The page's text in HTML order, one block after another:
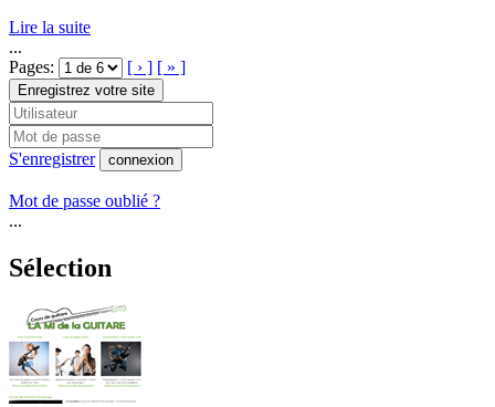
Lire la suite
...
Pages:
[ › ] [ » ]
Enregistrez votre site
S'enregistrer connexion
Mot de passe oublié ?
...
Sélection